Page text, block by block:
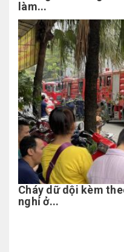
làm...
Cháy dữ dội kèm
nghỉ ở...